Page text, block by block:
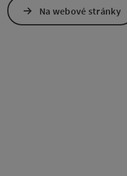
Na webové stránky